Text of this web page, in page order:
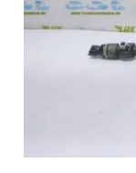
Servicii
Animale de
Utilaje
Piese auto si
Dacia Duster